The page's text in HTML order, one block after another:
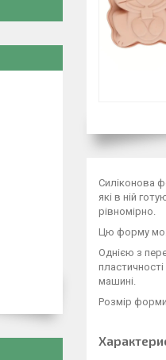
Силіконова
які в ній
рівномірно.
Цю форму
Однією з
машині.
Розмір